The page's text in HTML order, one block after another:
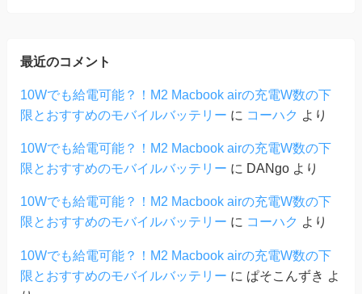
最近のコメント
10Wでも給電可能？！M2 Macbook airの充電W数の下
限とおすすめのモバイルバッテリー に コーハク より
10Wでも給電可能？！M2 Macbook airの充電W数の下
限とおすすめのモバイルバッテリー に DANgoより
10Wでも給電可能？！M2 Macbook airの充電W数の下
限とおすすめのモバイルバッテリー に コーハク より
10Wでも給電可能？！M2 Macbook airの充電W数の下
限とおすすめのモバイルバッテリー に ぱそこんずき よ